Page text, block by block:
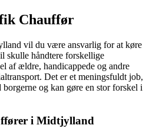
Chauffør
vil du være ansvarlig for at køre
skulle håndtere forskellige
af ældre, handicappede og andre
Det er et meningsfuldt job,
og kan gøre en stor forskel i
i Midtjylland